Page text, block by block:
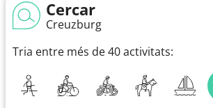
Cercar
Creuzburg
Tria entre més de 40 activitats: